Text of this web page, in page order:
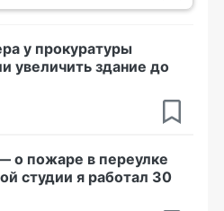
у прокуратуры
увеличить здание до
о пожаре в переулке
студии я работал 30